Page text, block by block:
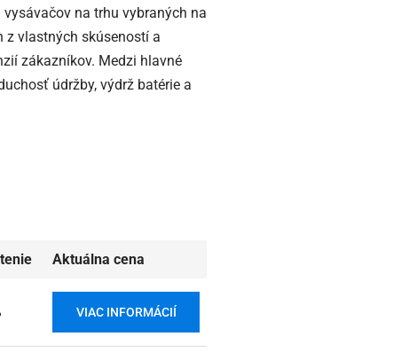
na trhu vybraných na
z vlastných skúseností a
zákazníkov. Medzi hlavné
údržby, výdrž batérie a
Aktuálna cena
VIAC INFORMÁCIÍ